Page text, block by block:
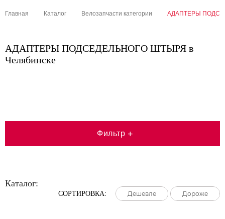
Главная Каталог Велозапчасти категории АДАПТЕРЫ
АДАПТЕРЫ ПОДСЕДЕЛЬНОГО ШТЫРЯ в
Челябинске
Фильтр +
Каталог:
СОРТИРОВКА: Дешевле
Дешевле
Дешевле Дороже
Дороже
Дороже